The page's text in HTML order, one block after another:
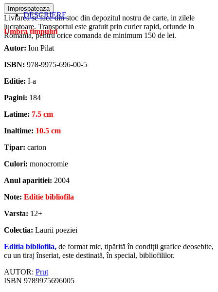
Livrarea se face din stoc din depozitul nostru de carte, in zilele
lucratoare. Transportul este gratuit prin curier rapid, oriunde in
Romania, pentru orice comanda de minimum 150 de lei.
DESCRIERE
Umbra timpului
Autor: Ion Pilat
ISBN: 978-9975-696-00-5
Editie: I-a
Pagini: 184
Latime: 7.5 cm
Inaltime: 10.5 cm
Tipar: carton
Culori: monocromie
Anul aparitiei: 2004
Note: Editie bibliofila
Varsta: 12+
Colectia: Laurii poeziei
Editia bibliofila, de format mic, tipărită în condiţii grafice deosebite,
cu un tiraj înseriat, este destinată, în special, bibliofililor.
AUTOR: Prut
ISBN 9789975696005